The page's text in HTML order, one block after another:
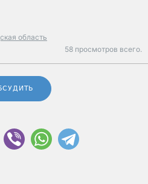
область
58 просмотров всего.